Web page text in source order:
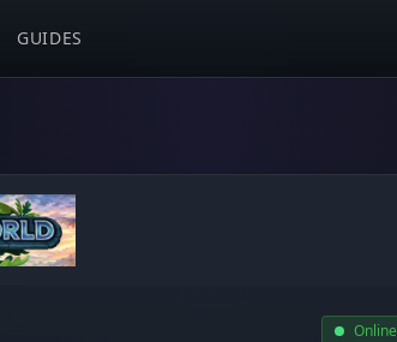
GUIDES
Online